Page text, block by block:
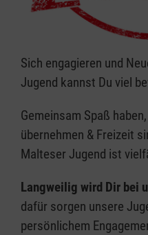
Sich engagieren und
Jugend kannst Du viel
Gemeinsam Spaß
übernehmen & Freizeit
Malteser Jugend ist
Langweilig wird Dir bei
dafür sorgen unsere
persönlichem